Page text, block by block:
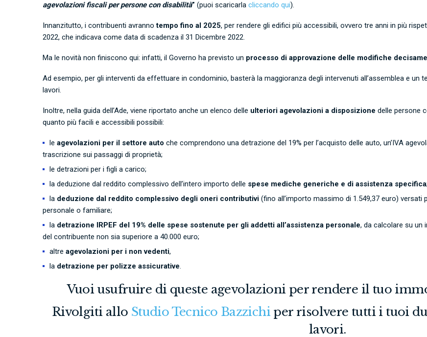
agevolazioni fiscali per persone con disabilità” (puoi scaricarla cliccando qui).
Innanzitutto, i contribuenti avrannotempo fino al 2025, per rendere gli edifici più accessibili, ovvero tre anni in più
2022, che indicava come data di scadenza il 31 Dicembre 2022.
Ma le novità non finiscono qui: infatti, il Governo ha previsto un processo di approvazione delle modifiche
Ad esempio, per gli interventi da effettuare in condominio, basterà la maggioranza degli intervenuti all’assemblea e un
lavori.
Inoltre, nella guida dell’Ade, viene riportato anche un elenco delle ulteriori agevolazioni a disposizione delle persone
quanto più facili e accessibili possibili:
le agevolazioni per il settore auto che comprendono una detrazione del 19% per l’acquisto delle auto, un’IVA
trascrizione sui passaggi di proprietà;
le detrazioni per i figli a carico;
la deduzione dal reddito complessivo dell’intero importo delle spese mediche generiche e di assistenza specifica;
la deduzione dal reddito complessivo degli oneri contributivi (fino all’importo massimo di 1.549,37 euro)
personale o familiare;
la detrazione IRPEF del 19% delle spese sostenute per gli addetti all’assistenza personale, da calcolare su un
del contribuente non sia superiore a 40.000 euro;
altre agevolazioni per i non vedenti,
la detrazione per polizze assicurative.
Vuoi usufruire di queste agevolazioni per rendere il tuo
Rivolgiti allo Studio Tecnico Bazzichiper risolvere tutti i tuoi
lavori.